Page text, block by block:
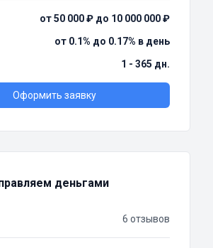
от 50 000 ₽ до 10 000 000 ₽
от 0.1% до 0.17% в день
1 - 365 дн.
Оформить заявку
деньгами
6 отзывов